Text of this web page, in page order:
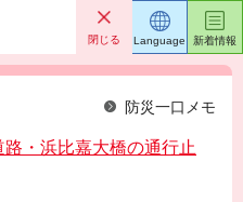
閉じる
防災一口メモ
路・浜比嘉大橋の通行止
Language 新着情報